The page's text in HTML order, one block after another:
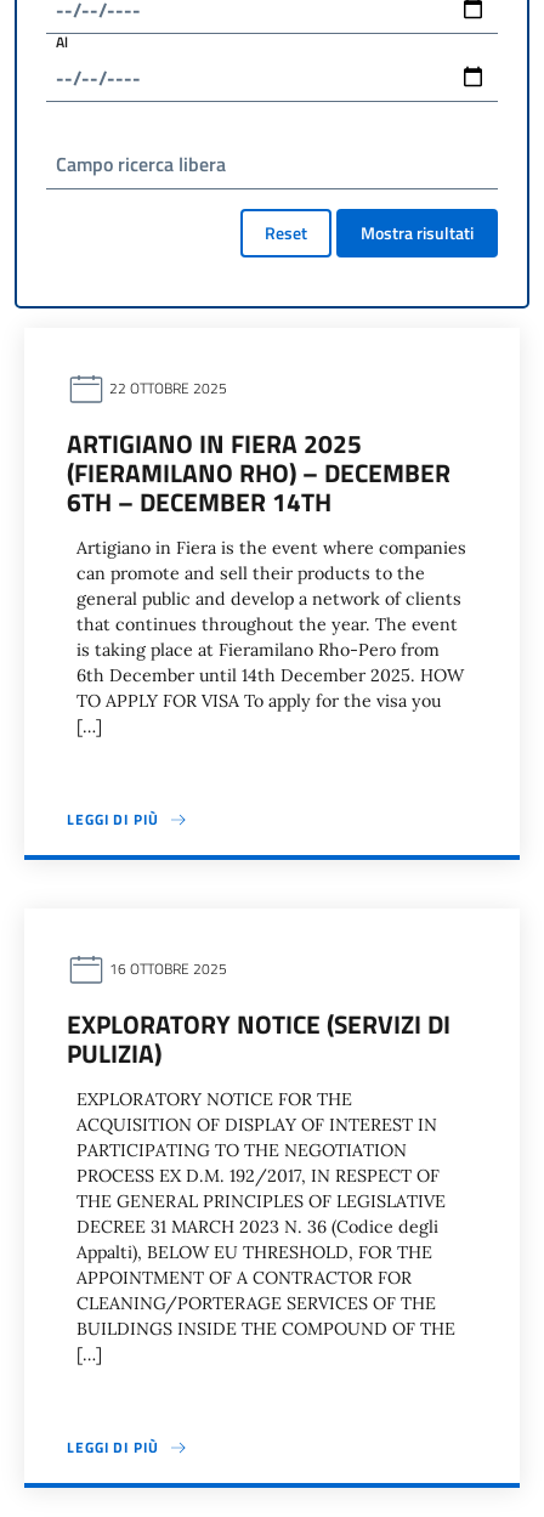
Al
Campo ricerca libera
Reset Mostra risultati
22 OTTOBRE 2025
ARTIGIANO IN FIERA 2025
(FIERAMILANO RHO) – DECEMBER
6TH – DECEMBER 14TH
Artigiano in Fiera is the event where companies
can promote and sell their products to the
general public and develop a network of clients
that continues throughout the year. The event
is taking place at Fieramilano Rho-Pero from
6th December until 14th December 2025. HOW
TO APPLY FOR VISA To apply for the visa you
[…]
LEGGI DI PIÙ
16 OTTOBRE 2025
EXPLORATORY NOTICE (SERVIZI DI
PULIZIA)
EXPLORATORY NOTICE FOR THE
ACQUISITION OF DISPLAY OF INTEREST IN
PARTICIPATING TO THE NEGOTIATION
PROCESS EX D.M. 192/2017, IN RESPECT OF
THE GENERAL PRINCIPLES OF LEGISLATIVE
DECREE 31 MARCH 2023 N. 36 (Codice degli
Appalti), BELOW EU THRESHOLD, FOR THE
APPOINTMENT OF A CONTRACTOR FOR
CLEANING/PORTERAGE SERVICES OF THE
BUILDINGS INSIDE THE COMPOUND OF THE
[…]
LEGGI DI PIÙ